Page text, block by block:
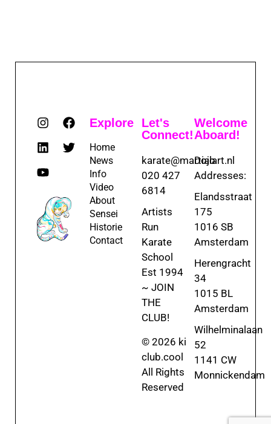
Explore
Home
News
Info
Video
About
Sensei
Historie
Contact
Let's
Connect!
karate@martialart.nl
020 427
6814
Artists
Run
Karate
School
Est 1994
~ JOIN
THE
CLUB!
© 2026 ki
club.cool
All Rights
Reserved
Welcome
Aboard!
Dojo
Addresses:
Elandsstraat
175
1016 SB
Amsterdam
Herengracht
34
1015 BL
Amsterdam
Wilhelminalaan
52
1141 CW
Monnickendam